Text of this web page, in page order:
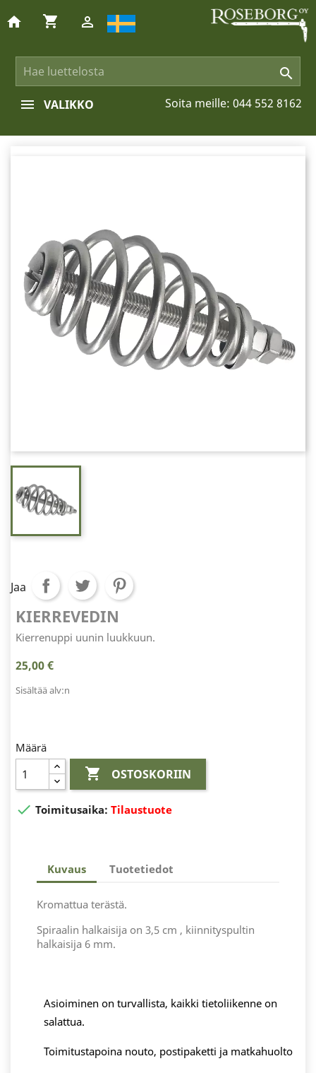

home shopping_cart 
Soita meille: 044 552 8162
VALIKKO
Jaa
KIERREVEDIN
Kierrenuppi uunin luukkuun.
25,00 €
Sisältää alv:n
Määrä
 OSTOSKORIIN
 Toimitusaika: Tilaustuote
Kuvaus Tuotetiedot
Kromattua terästä.
Spiraalin halkaisija on 3,5 cm , kiinnityspultin
halkaisija 6 mm.
Asioiminen on turvallista, kaikki tietoliikenne on
salattua.
Toimitustapoina nouto, postipaketti ja matkahuolto